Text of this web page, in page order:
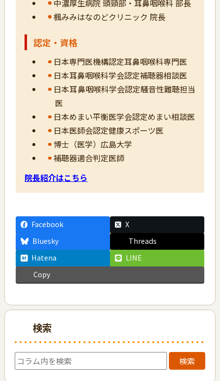
中濃厚生病院 頭頸部・耳鼻咽喉科 部長
楓みみはなのどクリニック 院長
認定・資格
日本専門医機構認定耳鼻咽喉科専門医
日本耳鼻咽喉科学会認定補聴器相談医
日本耳鼻咽喉科学会認定騒音性難聴担当
医
日本めまい平衡医学会認定めまい相談医
日本医師会認定健康スポーツ医
博士（医学）広島大学
補聴器適合判定医師
院長紹介はこちら
Facebook
X
Bluesky
Threads
Hatena
LINE
Copy
検索
検索